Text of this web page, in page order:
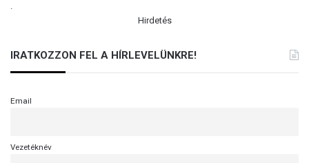
.
Hirdetés
IRATKOZZON FEL A HÍRLEVELÜNKRE!
Email
Vezetéknév